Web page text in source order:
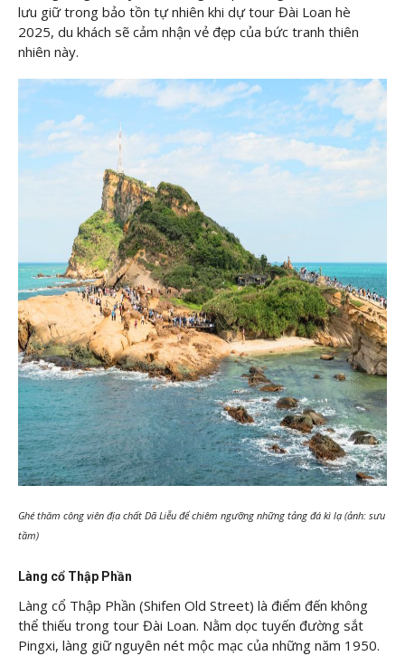
lưu giữ trong bảo tồn tự nhiên khi dự tour Đài Loan hè
2025, du khách sẽ cảm nhận vẻ đẹp của bức tranh thiên
nhiên này.
Ghé thăm công viên địa chất Dã Liễu để chiêm ngưỡng những tảng đá kì lạ (ảnh: sưu
tầm)
Làng cổ Thập Phần
Làng cổ Thập Phần (Shifen Old Street) là điểm đến không
thể thiếu trong tour Đài Loan. Nằm dọc tuyến đường sắt
Pingxi, làng giữ nguyên nét mộc mạc của những năm 1950.